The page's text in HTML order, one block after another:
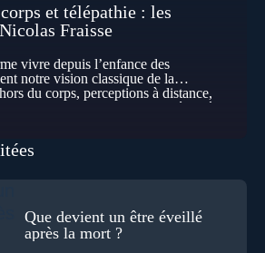
et télépathie : les
Fraisse
vivre depuis l’enfance des
notre vision classique de la
du corps, perceptions à distance,
Comment accueillir ces phénomènes
Que deviennent l’espace, le temps… et
: visions vérifiées,
présence d’autres consciences
scientifiques… et toujours, cette
relié à bien plus vaste que lui-même
Que devient un être éveillé
après la mort ?